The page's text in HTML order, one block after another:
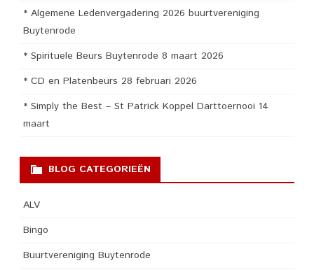
* Algemene Ledenvergadering 2026 buurtvereniging
Buytenrode
* Spirituele Beurs Buytenrode 8 maart 2026
* CD en Platenbeurs 28 februari 2026
* Simply the Best – St Patrick Koppel Darttoernooi 14
maart
BLOG CATEGORIEËN
ALV
Bingo
Buurtvereniging Buytenrode